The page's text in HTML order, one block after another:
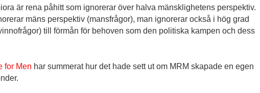
är rena påhitt som ignorerar över halva mänsklighetens perspektiv.
mäns perspektiv (mansfrågor), man ignorerar också i hög grad
till förmån för behoven som den politiska kampen och dess
for Men har summerat hur det hade sett ut om MRM skapade en egen